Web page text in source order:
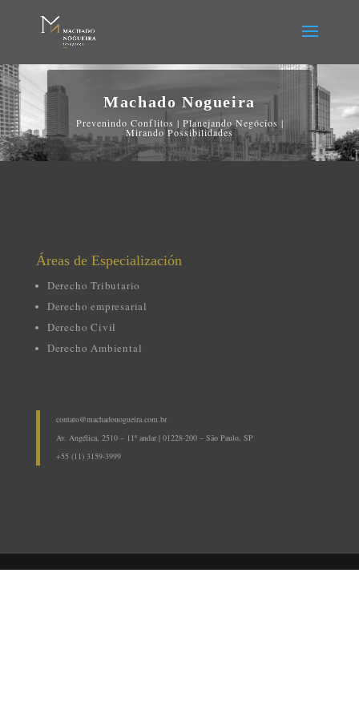
Machado Nogueira
Prevenindo Conflitos | Planejando Negócios |
Mirando Possibilidades
Áreas de Especialización
Derecho Tributario
Derecho empresarial
Derecho Civil
Derecho Ambiental
contato@machadonogueira.com.br
Av. Angélica, 2510 – 11º andar | 01228-200 – São Paulo, SP
+55 (11) 3159-3999